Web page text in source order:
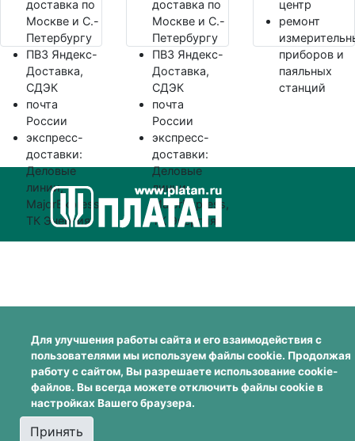
доставка по
Москве и С.-
Петербургу
ПВЗ Яндекс-
Доставка,
СДЭК
почта
России
экспресс-
доставки:
Деловые
линии,
MajorExpress,
ТК Энергия
доставка по
Москве и С.-
Петербургу
ПВЗ Яндекс-
Доставка,
СДЭК
почта
России
экспресс-
доставки:
Деловые
линии,
MajorExpress,
ТК Энергия
центр
ремонт
приборов и
паяльных
станций
Для улучшения работы сайта и его взаимодействия с
пользователями мы используем файлы cookie. Продолжая
работу с сайтом, Вы разрешаете использование cookie-
файлов. Вы всегда можете отключить файлы cookie в
настройках Вашего браузера.
Принять